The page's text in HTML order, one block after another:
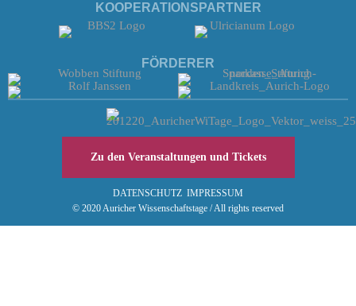
KOOPERATIONSPARTNER
FÖRDERER
Zu den Veranstaltungen und Tickets
DATENSCHUTZ IMPRESSUM
© 2020 Auricher Wissenschaftstage / All rights reserved